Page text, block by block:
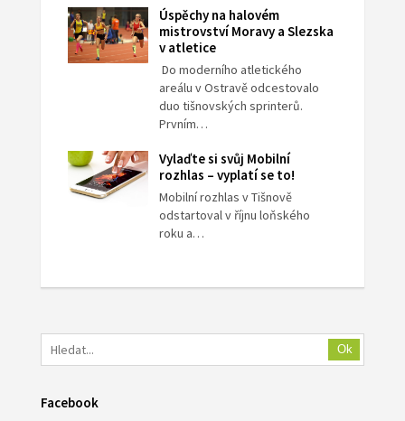
Úspěchy na halovém
mistrovství Moravy a Slezska
v atletice
Do moderního atletického
areálu v Ostravě odcestovalo
duo tišnovských sprinterů.
Prvním…
Vylaďte si svůj Mobilní
rozhlas – vyplatí se to!
Mobilní rozhlas v Tišnově
odstartoval v říjnu loňského
roku a…
Ok
Facebook